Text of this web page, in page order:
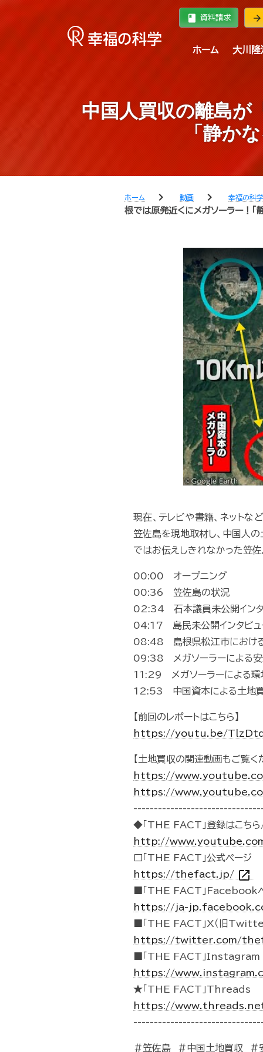
book 資料請求 arrow_forward
ホーム 大川隆
中国人買収の離島が
「静か
ホーム chevron_right 動画 chevron_right 幸福の科
根では原発近くにメガソーラー！「
現在、テレビや書籍、ネットな
笠佐島を現地取材し、中国人
ではお伝えしきれなかった笠
00:00 オープニング
00:36 笠佐島の状況
02:34 石本議員未公開インタ
04:17 島民未公開インタビュ
08:48 島根県松江市における
09:38 メガソーラーによる安
11:29 メガソーラーによる環
12:53 中国資本による土地買
【前回のレポートはこちら】
https://youtu.be/
【土地買収の関連動画もご覧く
https://
https://
◆「THE FACT」登録はこ
http://
□「THE FACT」公式ページ
https://thefact.jp/ open_in_new
■「THE FACT」Facebook
https://ja-
■「THE FACT」X（旧
https://twitter.com/
■「THE FACT」Instagram
https://
★「THE FACT」Threads
https://
＃笠佐島 ＃中国土地買収 ＃